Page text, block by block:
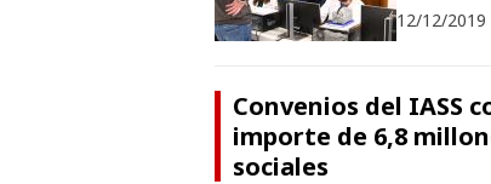
12/12/2019
Convenios del IASS
importe de 6,8
sociales